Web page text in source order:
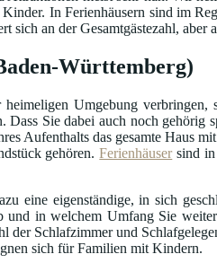
In Ferienhäusern sind im
an der Gesamtgästezahl,
Württemberg)
Umgebung verbringen,
Dass Sie dabei auch noch
Aufenthalts das gesamte Haus
gehören.Ferienhäusersind in
eine eigenständige, in sich
und in welchem Umfang Sie
der Schlafzimmer und
sich für Familien mit Kindern.